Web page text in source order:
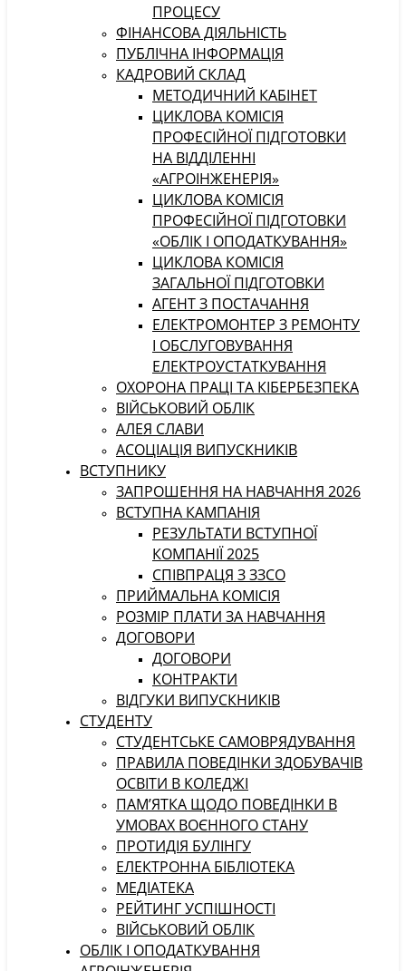
ПРОЦЕСУ
ФІНАНСОВА ДІЯЛЬНІСТЬ
ПУБЛІЧНА ІНФОРМАЦІЯ
КАДРОВИЙ СКЛАД
МЕТОДИЧНИЙ КАБІНЕТ
ЦИКЛОВА КОМІСІЯ
ПРОФЕСІЙНОЇ ПІДГОТОВКИ
НА ВІДДІЛЕННІ
«АГРОІНЖЕНЕРІЯ»
ЦИКЛОВА КОМІСІЯ
ПРОФЕСІЙНОЇ ПІДГОТОВКИ
«ОБЛІК І ОПОДАТКУВАННЯ»
ЦИКЛОВА КОМІСІЯ
ЗАГАЛЬНОЇ ПІДГОТОВКИ
АГЕНТ З ПОСТАЧАННЯ
ЕЛЕКТРОМОНТЕР З РЕМОНТУ
І ОБСЛУГОВУВАННЯ
ЕЛЕКТРОУСТАТКУВАННЯ
ОХОРОНА ПРАЦІ ТА КІБЕРБЕЗПЕКА
ВІЙСЬКОВИЙ ОБЛІК
АЛЕЯ СЛАВИ
АСОЦІАЦІЯ ВИПУСКНИКІВ
ВСТУПНИКУ
ЗАПРОШЕННЯ НА НАВЧАННЯ 2026
ВСТУПНА КАМПАНІЯ
РЕЗУЛЬТАТИ ВСТУПНОЇ
КОМПАНІЇ 2025
СПІВПРАЦЯ З ЗЗСО
ПРИЙМАЛЬНА КОМІСІЯ
РОЗМІР ПЛАТИ ЗА НАВЧАННЯ
ДОГОВОРИ
ДОГОВОРИ
КОНТРАКТИ
ВІДГУКИ ВИПУСКНИКІВ
СТУДЕНТУ
CТУДЕНТСЬКЕ САМОВРЯДУВАННЯ
ПРАВИЛА ПОВЕДІНКИ ЗДОБУВАЧІВ
ОСВІТИ В КОЛЕДЖІ
ПАМ’ЯТКА ЩОДО ПОВЕДІНКИ В
УМОВАХ ВОЄННОГО СТАНУ
ПРОТИДІЯ БУЛІНГУ
ЕЛЕКТРОННА БІБЛІОТЕКА
МЕДІАТЕКА
РЕЙТИНГ УСПІШНОСТІ
ВІЙСЬКОВИЙ ОБЛІК
ОБЛІК І ОПОДАТКУВАННЯ